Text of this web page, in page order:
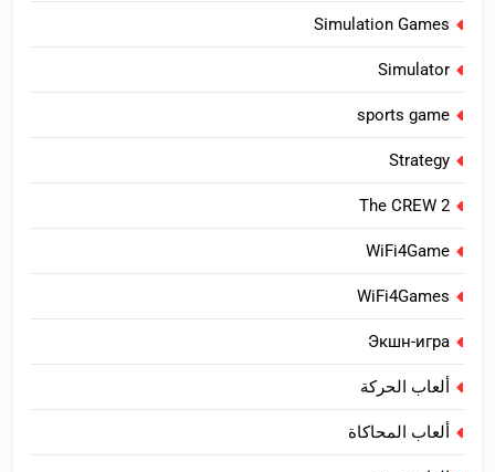
Simulation Games
Simulator
sports game
Strategy
The CREW 2
WiFi4Game
WiFi4Games
Экшн-игра
ألعاب الحركة
ألعاب المحاكاة